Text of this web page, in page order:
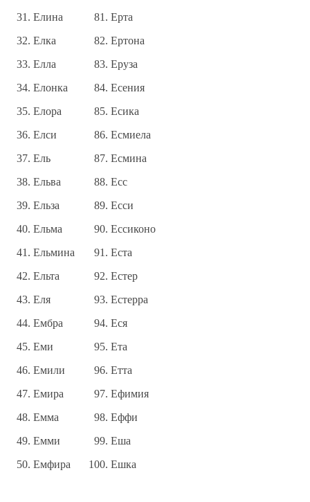
Елина
Елка
Елла
Елонка
Елора
Елси
Ель
Ельва
Ельза
Ельма
Ельмина
Ельта
Еля
Ембра
Еми
Емили
Емира
Емма
Емми
Емфира
Ерта
Ертона
Еруза
Есения
Есика
Есмиела
Есмина
Есс
Есси
Ессиконо
Еста
Естер
Естерра
Еся
Ета
Етта
Ефимия
Еффи
Еша
Ешка